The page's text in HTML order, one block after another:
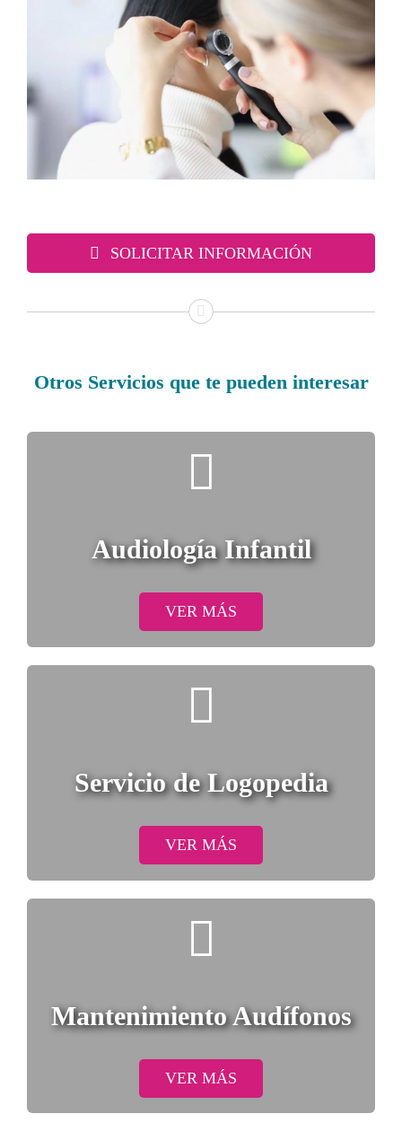
SOLICITAR INFORMACIÓN
Otros Servicios que te pueden interesar
Audiología Infantil
VER MÁS
Servicio de Logopedia
VER MÁS
Mantenimiento Audífonos
VER MÁS